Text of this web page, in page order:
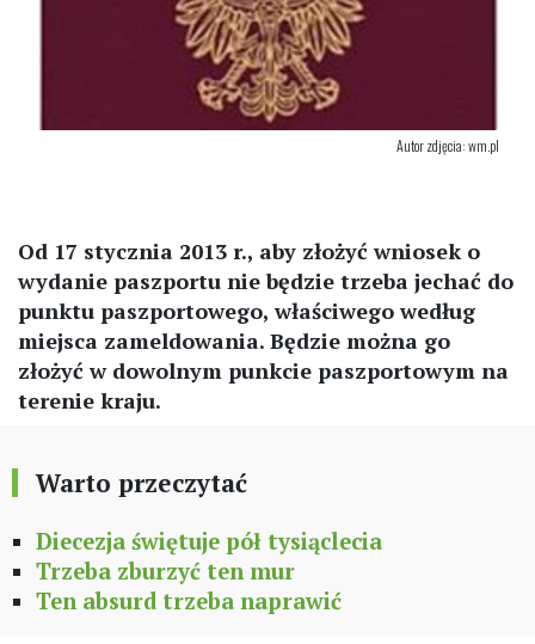
Autor zdjęcia: wm.pl
Od 17 stycznia 2013 r., aby złożyć wniosek o
wydanie paszportu nie będzie trzeba jechać do
punktu paszportowego, właściwego według
miejsca zameldowania. Będzie można go
złożyć w dowolnym punkcie paszportowym na
terenie kraju.
Warto przeczytać
Diecezja świętuje pół tysiąclecia
Trzeba zburzyć ten mur
Ten absurd trzeba naprawić